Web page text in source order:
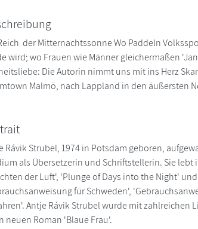
der Mitternachtssonne Wo Paddeln
wird; wo Frauen wie Männer gleichermaßen
Die Autorin nimmt uns mit ins Herz
Malmö, nach Lappland in den äußersten
Rávik Strubel, 1974 in Potsdam geboren,
als Übersetzerin und Schriftstellerin. Sie
der Luft', 'Plunge of Days into the Night'
für Schweden',
Antje Rávik Strubel wurde mit
neuen Roman 'Blaue Frau'.